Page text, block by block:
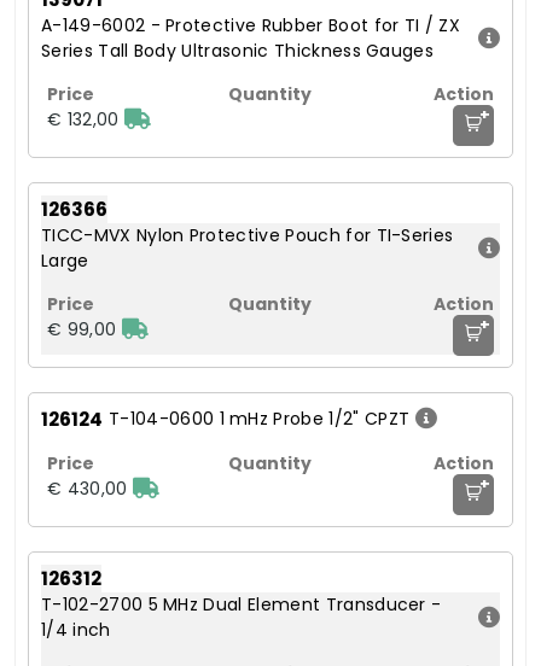
A-149-6002 - Protective Rubber Boot for TI / ZX
Series Tall Body Ultrasonic Thickness Gauges
€ 132,00 +
126366
TICC-MVX Nylon Protective Pouch for TI-Series
Large
€ 99,00 +
126124 T-104-0600 1 mHz Probe 1/2" CPZT
€ 430,00 +
126312
T-102-2700 5 MHz Dual Element Transducer -
1/4 inch